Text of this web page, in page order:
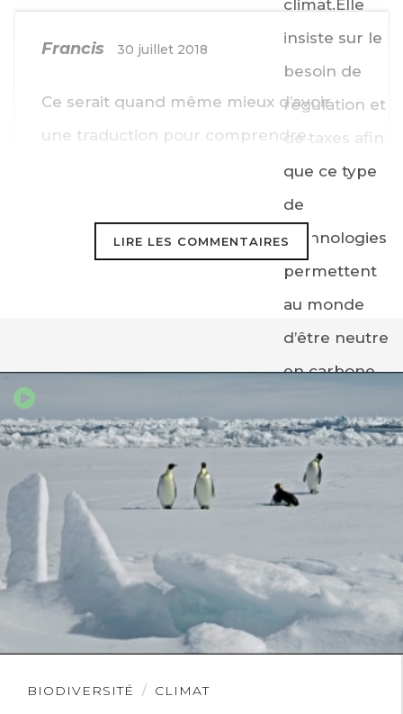
climat.Elle
insiste sur le
besoin de
régulation et
de taxes afin
que ce type
de
technologies
permettent
au monde
d’être neutre
en carbone.
Francis 30 juillet 2018
Ce serait quand même mieux d’avoir
une traduction pour comprendre.
LIRE LES COMMENTAIRES
BIODIVERSITÉ CLIMAT
Lire